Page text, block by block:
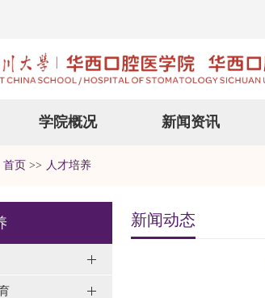
学院概况 新闻资讯
首页 >> 人才培养
新闻动态